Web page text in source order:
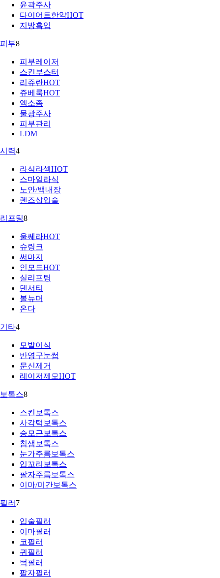
윤곽주사
다이어트한약HOT
지방흡입
피부8
피부레이저
스킨부스터
리쥬란HOT
쥬베룩HOT
엑소좀
물광주사
피부관리
LDM
시력4
라식라섹HOT
스마일라식
노안/백내장
렌즈삽입술
리프팅8
울쎄라HOT
슈링크
써마지
인모드HOT
실리프팅
덴서티
볼뉴머
온다
기타4
모발이식
반영구눈썹
문신제거
레이저제모HOT
보톡스8
스킨보톡스
사각턱보톡스
승모근보톡스
침샘보톡스
눈가주름보톡스
입꼬리보톡스
팔자주름보톡스
이마/미간보톡스
필러 7
입술필러
이마필러
코필러
귀필러
턱필러
팔자필러